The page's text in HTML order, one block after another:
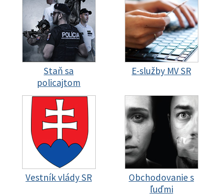
Staň sa
policajtom
E-služby MV SR
Vestník vlády SR
Obchodovanie s
ľuďmi